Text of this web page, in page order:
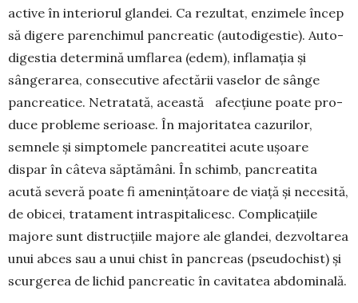
active în interiorul glandei. Ca rezultat, enzimele încep
să di­gere paren­chimul pancreatic (au­todiges­tie). Auto­
digestia de­termină umflarea (edem), inflamația și
sângerarea, conse­cutive afec­tării vaselor de sânge
pancreatice. Netra­tată, aceas­tă afecțiune poate pro­
duce probleme serioase. În majoritatea cazurilor,
semnele și simp­tomele pan­creatitei acute ușoare
dispar în câteva săptămâni. În schimb, pancreatita
acută severă poate fi ame­nințătoare de viață și necesită,
de obi­cei, tratament intraspitalicesc. Com­plicațiile
majore sunt distruc­țiile majore ale glan­dei, dezvoltarea
unui abces sau a unui chist în pan­creas (pseudochist) și
scurgerea de lichid pan­crea­tic în cavitatea ab­dominală.